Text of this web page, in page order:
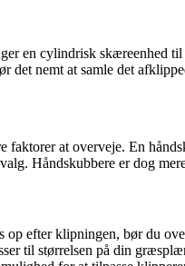
en cylindrisk skæreenhed
det nemt at samle det
at overveje. En
Håndskubbere er dog
efter klipningen, bør du
til størrelsen på din